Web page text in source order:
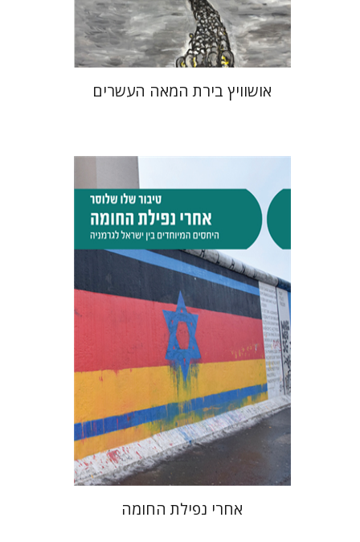
$35
$32
אושוויץ בירת המאה העשרים
טיבור שלו שלוסר
הנחת אתר ספר מודפס
$42
$38
אחרי נפילת החומה